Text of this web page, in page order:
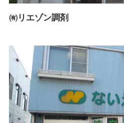
㈲リエゾン調剤